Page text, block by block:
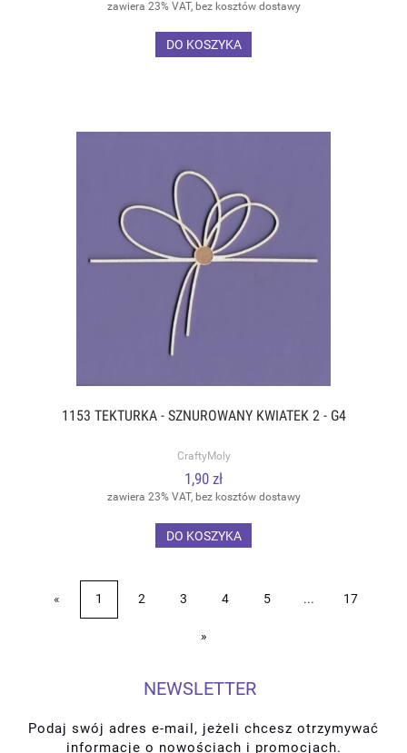
zawiera 23% VAT, bez kosztów dostawy
DO KOSZYKA
1153 TEKTURKA - SZNUROWANY KWIATEK 2 - G4
CraftyMoly
1,90 zł
zawiera 23% VAT, bez kosztów dostawy
DO KOSZYKA
« 1 2 3 4 5 ... 17
»
NEWSLETTER
Podaj swój adres e-mail, jeżeli chcesz otrzymywać
informacje o nowościach i promocjach.